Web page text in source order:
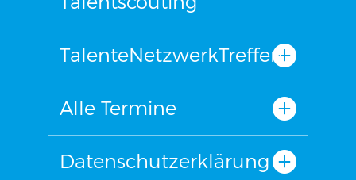
TalenteNetzwerkTreffen
Alle Termine
Datenschutzerklärung